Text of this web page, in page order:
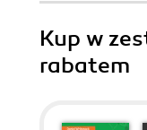
Kup w
rabatem